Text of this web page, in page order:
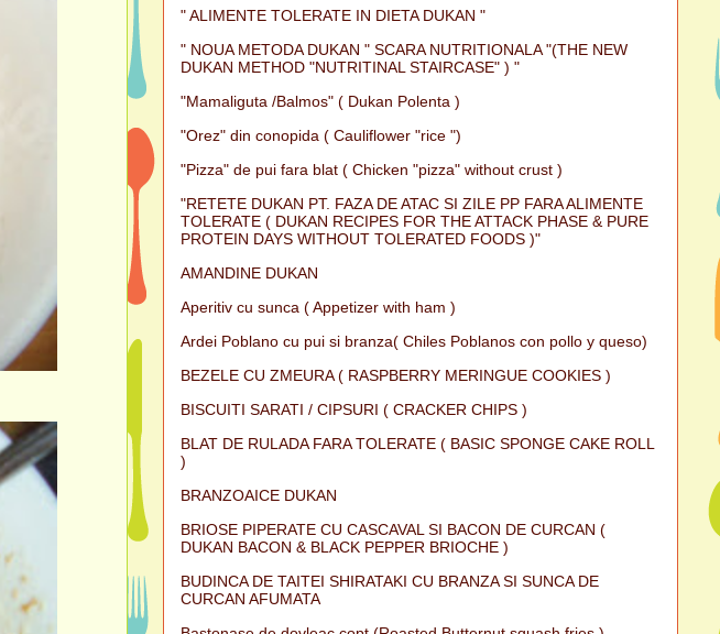
" ALIMENTE TOLERATE IN DIETA DUKAN "
" NOUA METODA DUKAN " SCARA NUTRITIONALA "(THE NEW
DUKAN METHOD "NUTRITINAL STAIRCASE" ) "
"Mamaliguta /Balmos" ( Dukan Polenta )
"Orez" din conopida ( Cauliflower "rice ")
"Pizza" de pui fara blat ( Chicken "pizza" without crust )
"RETETE DUKAN PT. FAZA DE ATAC SI ZILE PP FARA ALIMENTE
TOLERATE ( DUKAN RECIPES FOR THE ATTACK PHASE & PURE
PROTEIN DAYS WITHOUT TOLERATED FOODS )"
AMANDINE DUKAN
Aperitiv cu sunca ( Appetizer with ham )
Ardei Poblano cu pui si branza( Chiles Poblanos con pollo y queso)
BEZELE CU ZMEURA ( RASPBERRY MERINGUE COOKIES )
BISCUITI SARATI / CIPSURI ( CRACKER CHIPS )
BLAT DE RULADA FARA TOLERATE ( BASIC SPONGE CAKE ROLL
)
BRANZOAICE DUKAN
BRIOSE PIPERATE CU CASCAVAL SI BACON DE CURCAN (
DUKAN BACON & BLACK PEPPER BRIOCHE )
BUDINCA DE TAITEI SHIRATAKI CU BRANZA SI SUNCA DE
CURCAN AFUMATA